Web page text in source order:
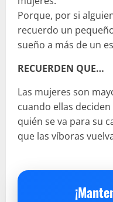
Porque, por si
recuerdo un
sueño a más de un
RECUERDEN QUE…
Las mujeres son
cuando ellas
quién se va para su
que las víboras